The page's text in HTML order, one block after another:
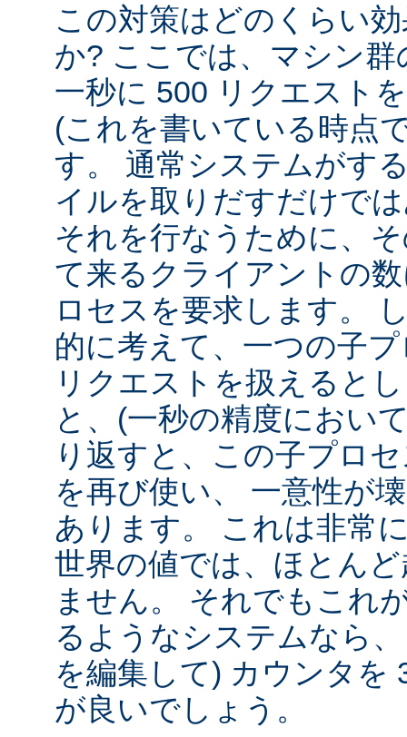
この対策はどのくらい
か? ここでは、マシン
一秒に 500 リクエスト
(これを書いている時点
す。 通常システムがす
イルを取りだすだけで
それを行なうために、
て来るクライアントの
ロセスを要求します。
的に考えて、一つの子
リクエストを扱えると
と、(一秒の精度におい
り返すと、この子プロ
を再び使い、 一意性が
あります。 これは非常
世界の値では、ほとん
ません。 それでもこれ
るようなシステムなら
を編集して) カウンタを
が良いでしょう。